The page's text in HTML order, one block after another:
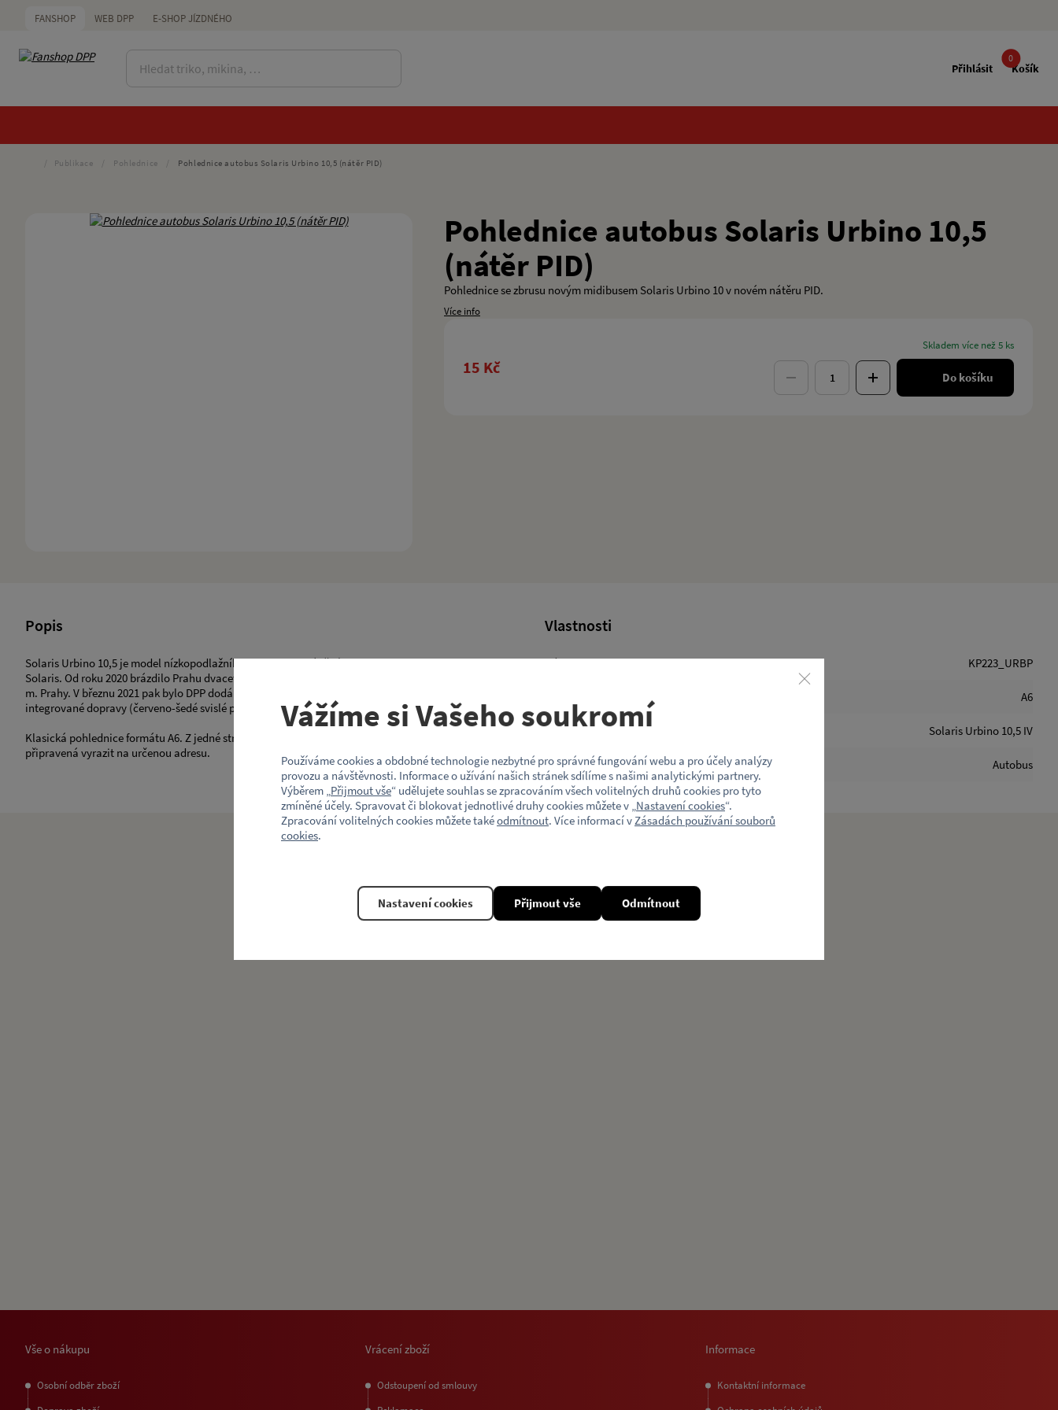
FANSHOP WEB DPP E-SHOP JÍZDNÉHO
Přihlásit
0
Košík
Publikace Pohlednice Pohlednice autobus Solaris Urbino 10,5 (nátěr PID)
Pohlednice autobus Solaris Urbino 10,5
(nátěr PID)
Pohlednice se zbrusu novým midibusem Solaris Urbino 10 v novém nátěru PID.
Více info
15 Kč
skladem více než 5 ks
Do košíku
Popis
Solaris Urbino 10,5 je model nízkopodlažního autobusu vyráběný od roku 2016 Polskou firmou
Solaris. Od roku 2020 brázdilo Prahu dvacet těchto autobusů pod taktovkou Dopravního podniku hl.
m. Prahy. V březnu 2021 pak bylo DPP dodáno dalších 20 vozů tentokrát však v novém nátěru Pražské
integrované dopravy (červeno-šedé svislé pruhy).
Klasická pohlednice formátu A6. Z jedné strany s motivem dopravního prostředku a z druhé strany
připravená vyrazit na určenou adresu.
Vlastnosti
Kód produktu KP223_URBP
A6
Model vozu Solaris Urbino 10,5 IV
Motiv (typ vozu) Autobus
Vše o nákupu
Osobní odběr zboží
Vrácení zboží
Odstoupení od smlouvy
Informace
Kontaktní informace
Vážíme si Vašeho soukromí
Používáme cookies a obdobné technologie nezbytné pro správné fungování webu a pro účely analýzy
provozu a návštěvnosti. Informace o užívání našich stránek sdílíme s našimi analytickými partnery.
Výběrem „Přijmout vše“ udělujete souhlas se zpracováním všech volitelných druhů cookies pro tyto
zmíněné účely. Spravovat či blokovat jednotlivé druhy cookies můžete v „Nastavení cookies“.
Zpracování volitelných cookies můžete takéodmítnout. Více informací vZásadách používání souborů
cookies.
Odmítnout
Nastavení cookies Přijmout vše